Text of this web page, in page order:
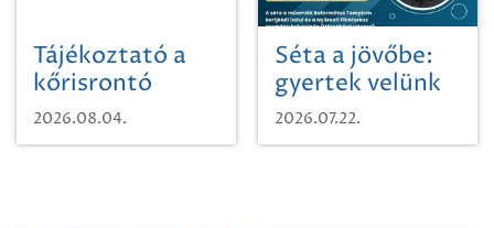
Tájékoztató a
kőrisrontó
karcsúdíszbogárról
2026.08.04.
Séta a jövőbe:
gyertek velünk
egy városi
időutazásra!
2026.07.22.